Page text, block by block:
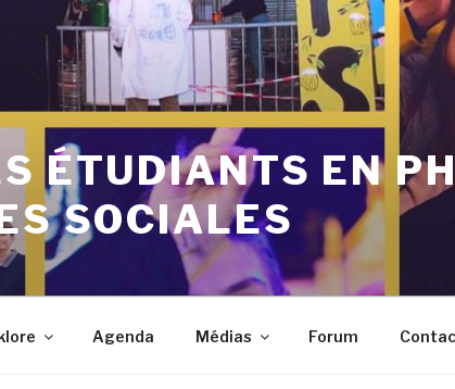
ÉTUDIANTS EN
SOCIALES
Agenda Médias Forum